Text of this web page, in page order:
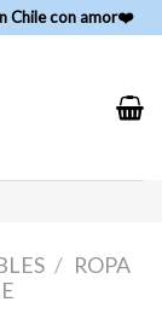
Chile con amor❤️
/ ROPA